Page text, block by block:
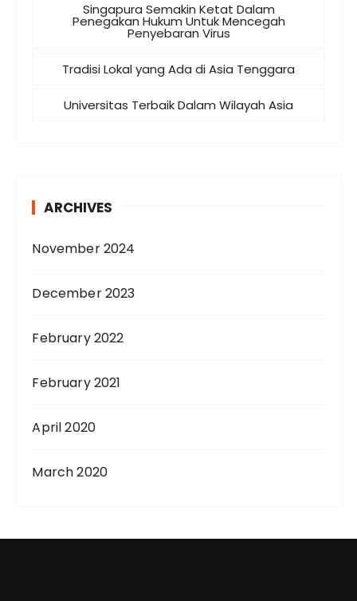
Singapura Semakin Ketat Dalam
Penegakan Hukum Untuk Mencegah
Penyebaran Virus
Tradisi Lokal yang Ada di Asia Tenggara
Universitas Terbaik Dalam Wilayah Asia
ARCHIVES
November 2024
December 2023
February 2022
February 2021
April 2020
March 2020